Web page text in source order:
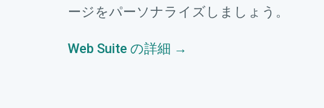
ージをパーソナライズしましょう。
Web Suite の詳細 →